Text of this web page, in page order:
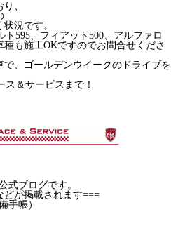
、
況です。
595、フィアット500、アルファロ
も施工OKですのでお問合せくださ
、ゴールデンウイークのドライブを
＆サービスまで！
式ブログです。
どが掲載されます===
手帳）